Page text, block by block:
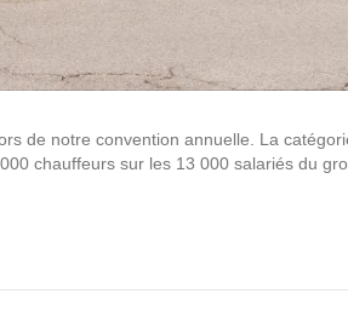
de notre convention annuelle. La
chauffeurs sur les 13 000 salariés du